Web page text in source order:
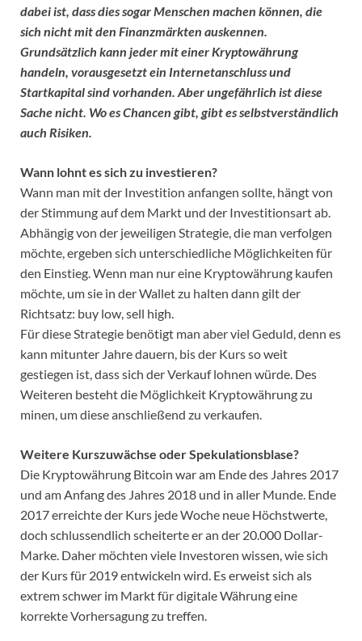
dabei ist, dass dies sogar Menschen machen können, die
sich nicht mit den Finanzmärkten auskennen.
Grundsätzlich kann jeder mit einer Kryptowährung
handeln, vorausgesetzt ein Internetanschluss und
Startkapital sind vorhanden. Aber ungefährlich ist diese
Sache nicht. Wo es Chancen gibt, gibt es selbstverständlich
auch Risiken.
Wann lohnt es sich zu investieren?
Wann man mit der Investition anfangen sollte, hängt von
der Stimmung auf dem Markt und der Investitionsart ab.
Abhängig von der jeweiligen Strategie, die man verfolgen
möchte, ergeben sich unterschiedliche Möglichkeiten für
den Einstieg. Wenn man nur eine Kryptowährung kaufen
möchte, um sie in der Wallet zu halten dann gilt der
Richtsatz: buy low, sell high.
Für diese Strategie benötigt man aber viel Geduld, denn es
kann mitunter Jahre dauern, bis der Kurs so weit
gestiegen ist, dass sich der Verkauf lohnen würde. Des
Weiteren besteht die Möglichkeit Kryptowährung zu
minen, um diese anschließend zu verkaufen.
Weitere Kurszuwächse oder Spekulationsblase?
Die Kryptowährung Bitcoin war am Ende des Jahres 2017
und am Anfang des Jahres 2018 und in aller Munde. Ende
2017 erreichte der Kurs jede Woche neue Höchstwerte,
doch schlussendlich scheiterte er an der 20.000 Dollar-
Marke. Daher möchten viele Investoren wissen, wie sich
der Kurs für 2019 entwickeln wird. Es erweist sich als
extrem schwer im Markt für digitale Währung eine
korrekte Vorhersagung zu treffen.